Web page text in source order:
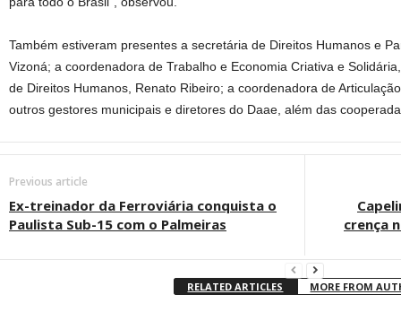
Também estiveram presentes a secretária de Direitos Humanos e
Vizoná; a coordenadora de Trabalho e Economia Criativa e
de Direitos Humanos, Renato Ribeiro; a coordenadora de
outros gestores municipais e diretores do Daae, além das
Previous article
Ex-treinador da Ferroviária conquista o
Paulista Sub-15 com o Palmeiras
crença
RELATED ARTICLES MORE FROM